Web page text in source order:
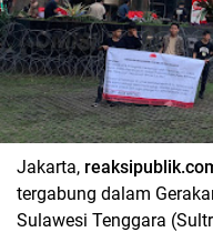
Jakarta,
tergabung dalam
Sulawesi Tenggara